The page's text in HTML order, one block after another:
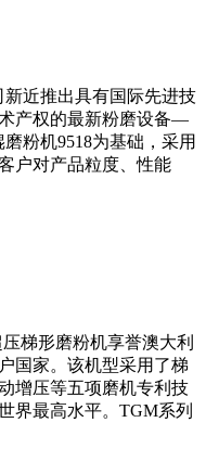
近推出具有国际先进技
产权的最新粉磨设备—
粉机9518为基础，采用
户对产品粒度、性能
梯形磨粉机享誉澳大利
国家。该机型采用了梯
增压等五项磨机专利技
界最高水平。TGM系列